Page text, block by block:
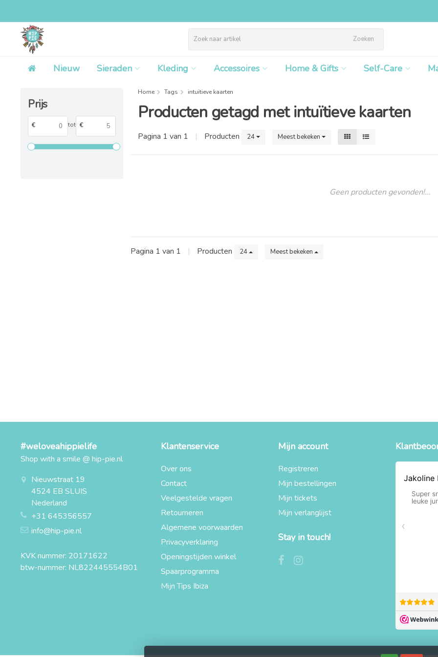
Zoeken
Nieuw Sieraden Kleding Accessoires Home & Gifts Self-Care
Prijs
€ tot €
Home Tags intuïtieve kaarten
Producten getagd met intuïtieve kaarten
Pagina 1 van 1 | Producten 24 Meest bekeken
Geen producten gevonden!...
Pagina 1 van 1 | Producten 24 Meest bekeken
#weloveahippielife
Shop with a smile @ hip-pie.nl
Nieuwstraat 19
4524 EB SLUIS
Nederland
+31 645356557
info@hip-pie.nl
KVK nummer: 20171622
btw-nummer: NL822445554B01
Klantenservice
Over ons
Contact
Veelgestelde vragen
Retourneren
Algemene voorwaarden
Privacyverklaring
Openingstijden winkel
Spaarprogramma
Mijn Tips Ibiza
Mijn account
Registreren
Mijn bestellingen
Mijn tickets
Mijn verlanglijst
Stay in touch!